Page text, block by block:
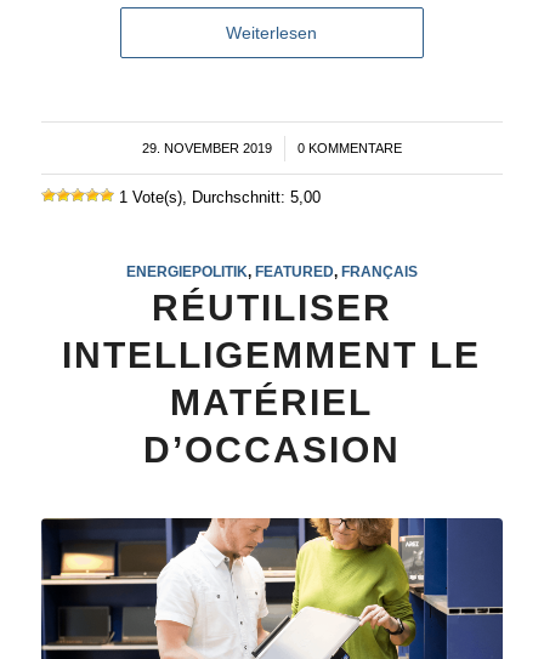
Weiterlesen
29. NOVEMBER 2019
/ 0 KOMMENTARE
1 Vote(s), Durchschnitt: 5,00
ENERGIEPOLITIK, FEATURED, FRANÇAIS
RÉUTILISER
INTELLIGEMMENT LE
MATÉRIEL
D’OCCASION